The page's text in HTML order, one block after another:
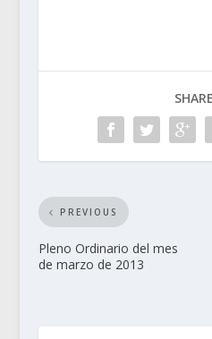
PREVIOUS
Pleno Ordinario del mes
de marzo de 2013